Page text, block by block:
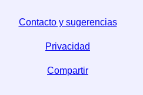
Contacto y sugerencias
Privacidad
Compartir